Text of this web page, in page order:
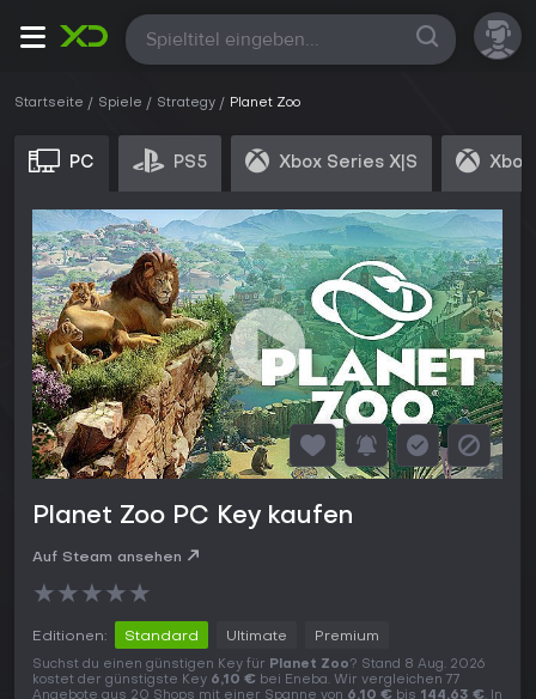
Alle
Startseite Spiele Strategy Planet Zoo
PC PS5 Xbox Series X|S
Planet Zoo PC Key kaufen
Auf Steam ansehen
★★★★★
Editionen: Standard Ultimate Premium
Suchst du einen günstigen Key für Planet Zoo? Stand 8 Aug. 2026
kostet der günstigste Key 6,10 € bei Eneba. Wir vergleichen 77
Angebote aus 20 Shops mit einer Spanne von 6,10 € bis 144,63 €. In